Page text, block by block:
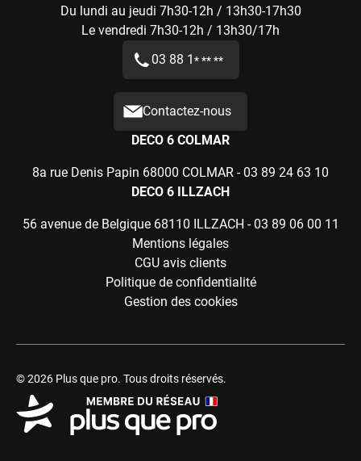
Du lundi au jeudi 7h30-12h / 13h30-17h30
Le vendredi 7h30-12h / 13h30/17h
03 88 1* ** **
Contactez-nous
DECO 6 COLMAR
8a rue Denis Papin 68000 COLMAR - 03 89 24 63 10
DECO 6 ILLZACH
56 avenue de Belgique 68110 ILLZACH - 03 89 06 00 11
Mentions légales
CGU avis clients
Politique de confidentialité
Gestion des cookies
© 2026 Plus que pro. Tous droits réservés.